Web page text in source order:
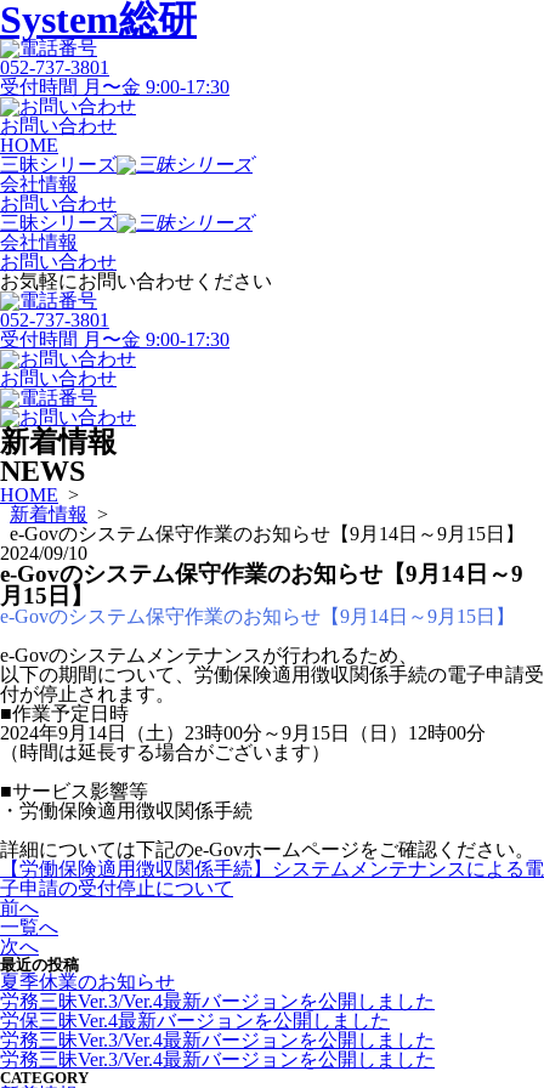
System総研
052-737-3801
受付時間 月〜金 9:00-17:30
お問い合わせ
HOME
三昧シリーズ
会社情報
お問い合わせ
三昧シリーズ
会社情報
お問い合わせ
お気軽にお問い合わせください
052-737-3801
受付時間 月〜金 9:00-17:30
お問い合わせ
新着情報
NEWS
HOME >
新着情報 >
e-Govのシステム保守作業のお知らせ【9月14日～9月15日】
2024/09/10
e-Govのシステム保守作業のお知らせ【9月14日～9
月15日】
e-Govのシステム保守作業のお知らせ【9月14日～9月15日】
e-Govのシステムメンテナンスが行われるため、
以下の期間について、労働保険適用徴収関係手続の電子申請受
付が停止されます。
■作業予定日時
2024年9月14日（土）23時00分～9月15日（日）12時00分
（時間は延長する場合がございます）
■サービス影響等
・労働保険適用徴収関係手続
詳細については下記のe-Govホームページをご確認ください。
【労働保険適用徴収関係手続】システムメンテナンスによる電
子申請の受付停止について
前へ
一覧へ
次へ
最近の投稿
夏季休業のお知らせ
労務三昧Ver.3/Ver.4最新バージョンを公開しました
労保三昧Ver.4最新バージョンを公開しました
労務三昧Ver.3/Ver.4最新バージョンを公開しました
労務三昧Ver.3/Ver.4最新バージョンを公開しました
CATEGORY